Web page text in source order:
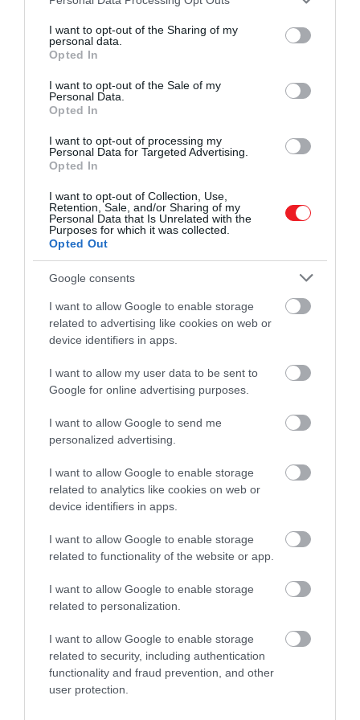
not limited to your visit or usage behaviour. You may click to
grant or deny consent to Google and its third-party tags to
use your data for below specified purposes in below Google
consent section.
I want to opt-out of the Sharing of my
personal data.
Opted In
I want to opt-out of the Sale of my
Personal Data.
Opted In
I want to opt-out of processing my
Personal Data for Targeted Advertising.
Opted In
I want to opt-out of Collection, Use,
Retention, Sale, and/or Sharing of my
Personal Data that Is Unrelated with the
Purposes for which it was collected.
Opted Out
Google consents
I want to allow Google to enable storage
related to advertising like cookies on web or
device identifiers in apps.
I want to allow my user data to be sent to
Google for online advertising purposes.
I want to allow Google to send me
personalized advertising.
I want to allow Google to enable storage
related to analytics like cookies on web or
device identifiers in apps.
I want to allow Google to enable storage
related to functionality of the website or app.
I want to allow Google to enable storage
related to personalization.
I want to allow Google to enable storage
related to security, including authentication
functionality and fraud prevention, and other
user protection.
Shutterstock
megannyi űrszemét közül, amelyek az elmúlt
Hosszú
Menetelés 5Bhordozórakéták közül négy 2020 és
2022 között zuhant a Földre, törmeléket zúdítva
2023 decemberében egy másik Hosszú Menetelés
hordozórakéta zuhant le egy civil lakhelye
2021-ben és 2022-ben pedig a SpaceX lezuhanó
rakétáinak törmelékei egy Washington állambeli
farmra zuhantak.
veszélyeztető zuhanások kockázta nagyon alacsony,
mivel a Föld felszínének nagy részét víz borítja, vagy
Az űrszemét nem csak akkor jelent problémát, ha
ránk esik. Kutatók megállapították, hogy a Föld
körül keringő több mint 9300 tonna űrszemét –
beleértve a működésképtelen műholdakat és a
kiégett rakétafokozatok darabjait – több mint 10%-